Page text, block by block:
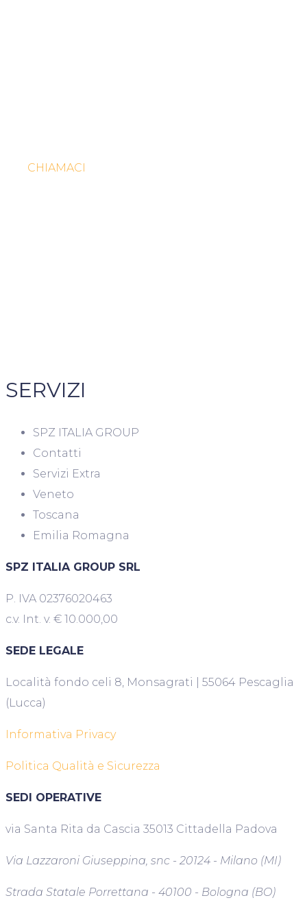
CHIAMACI
SERVIZI
SPZ ITALIA GROUP
Contatti
Servizi Extra
Veneto
Toscana
Emilia Romagna
SPZ ITALIA GROUP SRL
P. IVA 02376020463
c.v. Int. v. € 10.000,00
SEDE LEGALE
Località fondo celi 8, Monsagrati | 55064 Pescaglia
(Lucca)
Informativa Privacy
Politica Qualità e Sicurezza
SEDI OPERATIVE
via Santa Rita da Cascia 35013 Cittadella Padova
Via Lazzaroni Giuseppina, snc - 20124 - Milano (MI)
Strada Statale Porrettana - 40100 - Bologna (BO)